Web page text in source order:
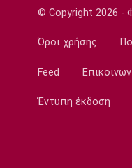
Ίντερ: «Δένει»
13:20
Στη Μπανταλόνα
© Copyright 2026 -
Όροι χρήσης
Feed
Έντυπη έκδοση